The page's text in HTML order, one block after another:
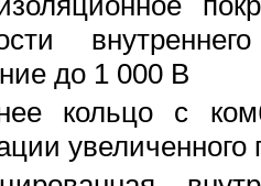
до 1 000 В
кольцо с
увеличенного